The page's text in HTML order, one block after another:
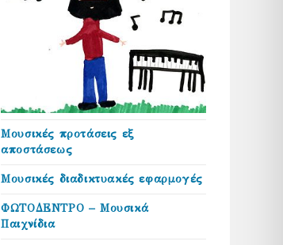
Μουσικές προτάσεις εξ
αποστάσεως
Μουσικές διαδικτυακές εφαρμογές
ΦΩΤΟΔΕΝΤΡΟ – Μουσικά
Παιχνίδια